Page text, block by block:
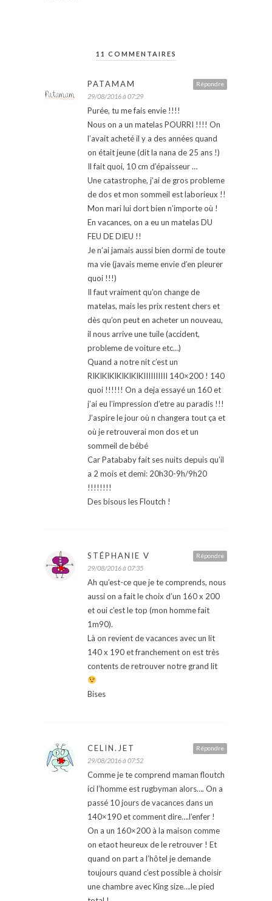
11 COMMENTAIRES
Répondre
PATAMAM
29/08/2016 à 07:29
Purée, tu me fais envie !!!!
Nous on a un matelas POURRI !!!! On
l’avait acheté il y a des années quand
on était jeune (dit la nana de 25 ans !)
Il fait quoi, 10 cm d’épaisseur …
Une catastrophe, j’ai de gros probleme
de dos et mon sommeil est laborieux !!
Mon mari lui dort bien n’importe où !
En vacances, on a eu un matelas DU
FEU DE DIEU !!
Je n’ai jamais aussi bien dormi de toute
ma vie (javais meme envie d’en pleurer
quoi !!!)
Il faut vraiment qu’on change de
matelas, mais les prix restent chers et
dès qu’on peut en acheter un nouveau,
il nous arrive une tuile (accident,
probleme de voiture etc…)
Quand a notre nit c’est un
RIKIKIKIKIKIKIKIIIIIIIIII 140×200 ! 140
quoi !!!!!! On a deja essayé un 160 et
j’ai eu l’impression d’etre au paradis !!!
J’aspire le jour où n changera tout ça et
où je retrouverai mon dos et un
sommeil de bébé
Car Patababy fait ses nuits depuis qu’il
a 2 mois et demi: 20h30-9h/9h20
!!!!!!!!
Des bisous les Floutch !
Répondre
STÉPHANIE V
29/08/2016 à 07:35
Ah qu’est-ce que je te comprends, nous
aussi on a fait le choix d’un 160 x 200
et oui c’est le top (mon homme fait
1m90).
Là on revient de vacances avec un lit
140 x 190 et franchement on est très
contents de retrouver notre grand lit
Bises
Répondre
CELIN.JET
29/08/2016 à 07:52
Comme je te comprend maman floutch
ici l’homme est rugbyman alors…. On a
passé 10 jours de vacances dans un
140×190 et comment dire….l’enfer !
On a un 160×200 à la maison comme
on etaot heureux de le retrouver ! Et
quand on part a l’hôtel je demande
toujours quand c’est possible à choisir
une chambre avec King size….le pied